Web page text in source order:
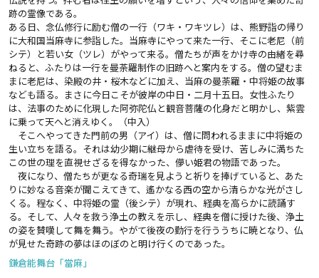
跡の霊像である。
ある日、念仏修行に励む僧の一行（ワキ・ワキツレ）は、熊野詣の帰り
に大和国当麻寺に参詣した。当麻寺にやって来た一行、そこに老尼（前
シテ）と若い女（ツレ）がやって来る。僧たちが声をかけ寺の由緒を尋
ねると、ふたりは一行を曼荼羅制作の旧跡へと案内をする。僧の望むま
まに老尼は、染殿の井・桜木などに加え、当麻の曼荼羅・中将姫の故事
なども語る。まさに今日こそが彼岸の中日・二月十五日。女性ふたり
は、法事のために化現した阿弥陀仏と観音菩薩の化身だと明かし、紫雲
に乗って天へと消えゆく。（中入）
そこへやってきた門前の男（アイ）は、僧に問われるままに中将姫の
生い立ちを語る。それは幼少期に継母から虐待を受け、苦しみに満ちた
この世の理を直視せざるを得なかった、儚い姫君の物語であった。
夜になり、僧たちが更なる奇瑞を見ようと祈りを捧げていると、あた
りに妙なる音楽が聞こえてきて、遙かなる西の空から清らかな光がさし
くる。程なく、中将姫の霊（後シテ）が現れ、経典を高らかに読誦す
る。そして、人々を救う浄土の教えを示し、経典を僧に授けた後、浄土
の姿を賛嘆して舞を舞う。やがて後夜の勤行を行ううちに暁となり、仏
が見せた奇跡の夢はほのぼのと明け行くのであった。
鎌倉能舞台「當麻」